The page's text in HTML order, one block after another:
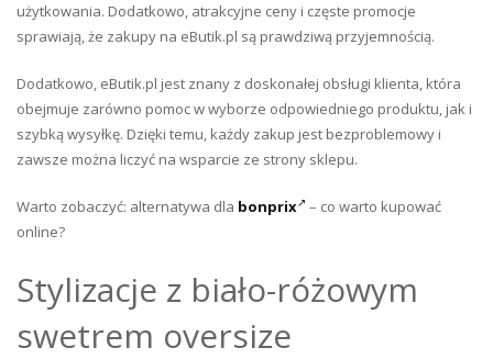
użytkowania. Dodatkowo, atrakcyjne ceny i częste promocje
sprawiają, że zakupy na eButik.pl są prawdziwą przyjemnością.
Dodatkowo, eButik.pl jest znany z doskonałej obsługi klienta, która
obejmuje zarówno pomoc w wyborze odpowiedniego produktu, jak i
szybką wysyłkę. Dzięki temu, każdy zakup jest bezproblemowy i
zawsze można liczyć na wsparcie ze strony sklepu.
Warto zobaczyć: alternatywa dla bonprix
– co warto kupować
online?
Stylizacje z biało-różowym
swetrem oversize